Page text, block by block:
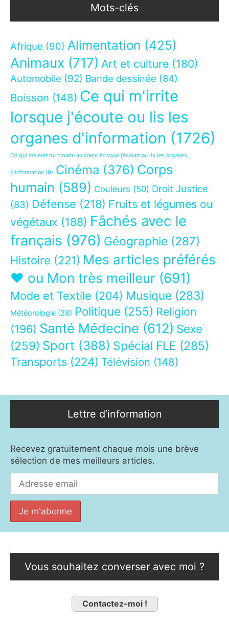
Mots-clés
Afrique (90) Alimentation (425)
Animaux (717) Art et culture (180)
Automobile (92) Bande dessinée (84)
Boisson (148) Ce qui m'irrite
lorsque j'écoute ou lis les
organes d'information (1726)
Ce qui me met du baume au coeur lorsque j’écoute ou lis les organes
d’information (9) Cinéma (376) Corps
humain (589) Couleurs (50) Droit Justice
(83) Défense (218) Fruits et légumes ou
végétaux (188) Fâchés avec le
français (976) Géographie (287)
Histoire (221) Mes articles préférés
❤ ou Mon très meilleur (691)
Mode et Textile (204) Musique (283)
Météorologie (28) Politique (255) Religion
(196) Santé Médecine (612) Sexe
(259) Sport (388) Spécial FLE (285)
Transports (224) Télévision (148)
Lettre d’information
Recevez gratuitement chaque mois une brève
sélection de mes meilleurs articles.
Vous souhaitez converser avec moi ?
Contactez-moi !